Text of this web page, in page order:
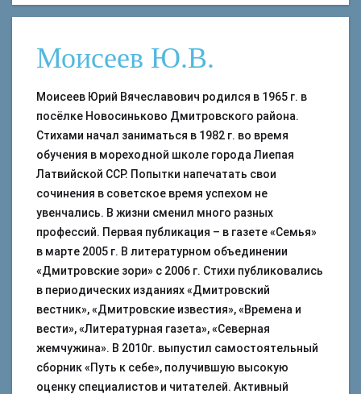
Моисеев Ю.В.
Моисеев Юрий Вячеславович родился в 1965 г. в
посёлке Новосиньково Дмитровского района.
Стихами начал заниматься в 1982 г. во время
обучения в мореходной школе города Лиепая
Латвийской ССР. Попытки напечатать свои
сочинения в советское время успехом не
увенчались. В жизни сменил много разных
профессий. Первая публикация – в газете «Семья»
в марте 2005 г. В литературном объединении
«Дмитровские зори» с 2006 г. Стихи публиковались
в периодических изданиях «Дмитровский
вестник», «Дмитровские известия», «Времена и
вести», «Литературная газета», «Северная
жемчужина». В 2010г. выпустил самостоятельный
сборник «Путь к себе», получившую высокую
оценку специалистов и читателей. Активный